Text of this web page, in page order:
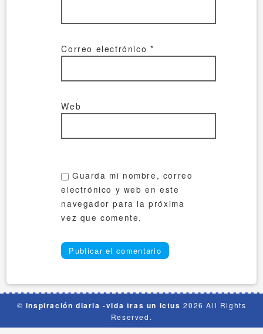
Correo electrónico *
Web
Guarda mi nombre, correo
electrónico y web en este
navegador para la próxima
vez que comente.
© inspiración diaria -vida tras un ictus 2026 All Rights
Reserved.